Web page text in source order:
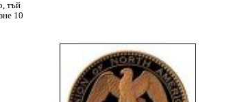
тъй
10